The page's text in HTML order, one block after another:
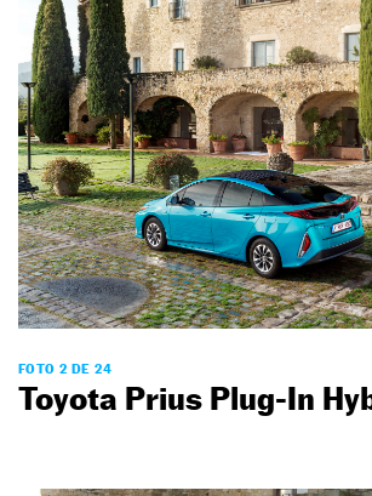
FOTO 2 DE 24
Toyota Prius Plug-In